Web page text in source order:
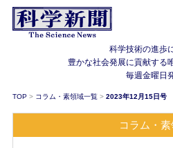
科学技術の進歩
豊かな社会発展に貢献する
毎週金曜日
TOP > コラム・素領域一覧 > 2023年12月15日号
コラム・